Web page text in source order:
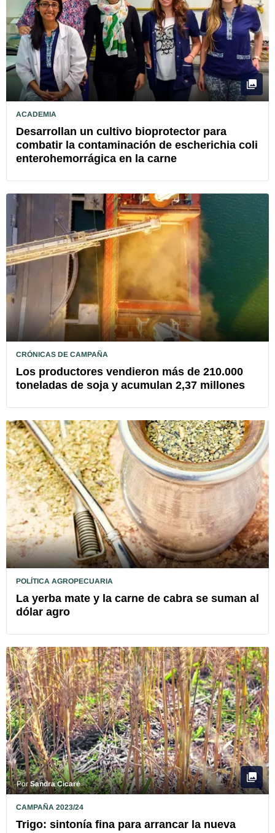
ACADEMIA
Desarrollan un cultivo bioprotector para
combatir la contaminación de escherichia coli
enterohemorrágica en la carne
CRÓNICAS DE CAMPAÑA
Los productores vendieron más de 210.000
toneladas de soja y acumulan 2,37 millones
POLÍTICA AGROPECUARIA
La yerba mate y la carne de cabra se suman al
dólar agro
PorSandra Cicaré
CAMPAÑA 2023/24
Trigo: sintonía fina para arrancar la nueva